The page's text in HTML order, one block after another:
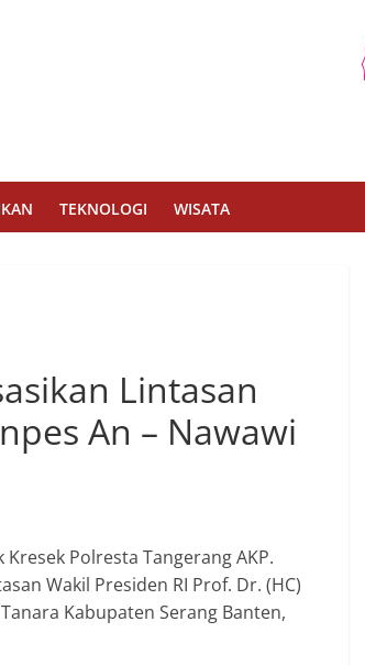
TEKNOLOGI WISATA
Lintasan
An – Nawawi
Kresek Polresta Tangerang AKP.
Wakil Presiden RI Prof. Dr. (HC)
Kabupaten Serang Banten,